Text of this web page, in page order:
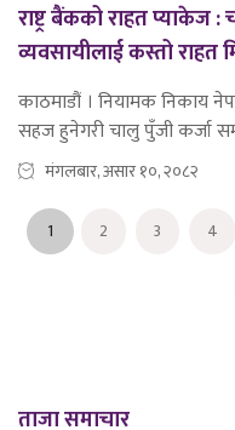
राष्ट्र बैंकको राहत प्याकेज
व्यवसायीलाई कस्तो राहत
काठमाडौं । नियामक निकाय
सहज हुनेगरी चालु पुँजी कर्जा
मंगलबार, असार १०, २०८२
1 2 3 4
ताजा समाचार